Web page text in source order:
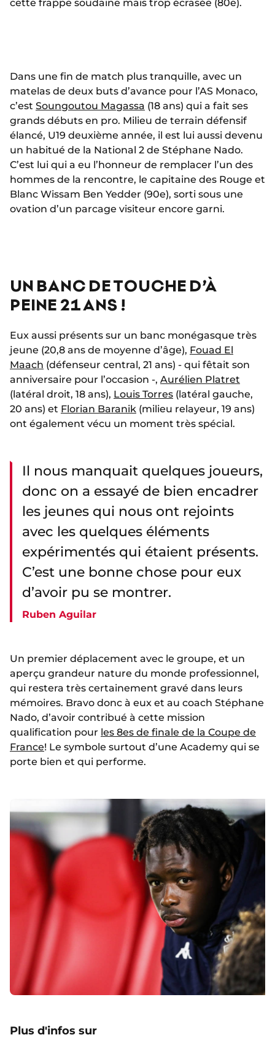
cette frappe soudaine mais trop écrasée (80e).
Dans une fin de match plus tranquille, avec un
matelas de deux buts d’avance pour l’AS Monaco,
c’est Soungoutou Magassa (18 ans) qui a fait ses
grands débuts en pro. Milieu de terrain défensif
élancé, U19 deuxième année, il est lui aussi devenu
un habitué de la National 2 de Stéphane Nado.
C’est lui qui a eu l’honneur de remplacer l’un des
hommes de la rencontre, le capitaine des Rouge et
Blanc Wissam Ben Yedder (90e), sorti sous une
ovation d’un parcage visiteur encore garni.
UN BANC DE TOUCHE D’À
PEINE 21 ANS !
Eux aussi présents sur un banc monégasque très
jeune (20,8 ans de moyenne d’âge), Fouad El
Maach (défenseur central, 21 ans) - qui fêtait son
anniversaire pour l’occasion -, Aurélien Platret
(latéral droit, 18 ans), Louis Torres (latéral gauche,
20 ans) et Florian Baranik (milieu relayeur, 19 ans)
ont également vécu un moment très spécial.
Il nous manquait quelques joueurs,
donc on a essayé de bien encadrer
les jeunes qui nous ont rejoints
avec les quelques éléments
expérimentés qui étaient présents.
C’est une bonne chose pour eux
d’avoir pu se montrer.
Ruben Aguilar
Un premier déplacement avec le groupe, et un
aperçu grandeur nature du monde professionnel,
qui restera très certainement gravé dans leurs
mémoires. Bravo donc à eux et au coach Stéphane
Nado, d’avoir contribué à cette mission
qualification pour les 8es de finale de la Coupe de
France! Le symbole surtout d’une Academy qui se
porte bien et qui performe.
Plus d'infos sur